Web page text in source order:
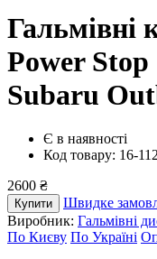
Гальмівні
Power Stop
Subaru
Є в наявності
Код товару: 16-
2600 ₴
Купити
Швидке
Виробник: Гальмівні
По Києву По Україні